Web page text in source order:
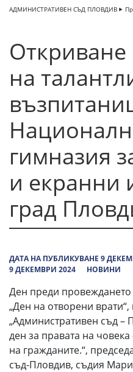
АДМИНИСТРАТИВЕН СЪД ПЛОВДИВ
на
гимназия
и екранни
град
ДАТА НА ПУБЛИКУВАНЕ 9
9 ДЕКЕМВРИ 2024
НОВИНИ
Ден преди
„Ден на отворени
„Административен съд
ден за правата на
на гражданите.“,
съд-Пловдив, съдия